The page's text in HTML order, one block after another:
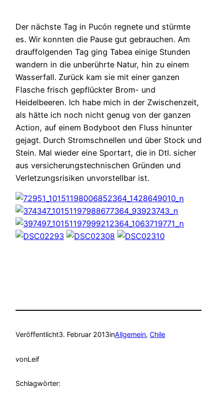
Der nächste Tag in Pucón regnete und stürmte
es. Wir konnten die Pause gut gebrauchen. Am
drauffolgenden Tag ging Tabea einige Stunden
wandern in die unberührte Natur, hin zu einem
Wasserfall. Zurück kam sie mit einer ganzen
Flasche frisch gepflückter Brom- und
Heidelbeeren. Ich habe mich in der Zwischenzeit,
als hätte ich noch nicht genug von der ganzen
Action, auf einem Bodyboot den Fluss hinunter
gejagt. Durch Stromschnellen und über Stock und
Stein. Mal wieder eine Sportart, die in Dtl. sicher
aus versicherungstechnischen Gründen und
Verletzungsrisiken unvorstellbar ist.
Veröffentlicht3. Februar 2013inAllgemein, Chile
vonLeif
Schlagwörter: